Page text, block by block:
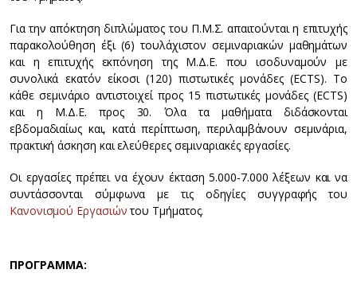
Για την απόκτηση διπλώματος του Π.Μ.Σ. απαιτούνται η επιτυχής
παρακολούθηση έξι (6) τουλάχιστον σεμιναριακών μαθημάτων
και η επιτυχής εκπόνηση της Μ.Δ.Ε. που ισοδυναμούν με
συνολικά εκατόν είκοσι (120) πιστωτικές μονάδες (ECTS). Το
κάθε σεμινάριο αντιστοιχεί προς 15 πιστωτικές μονάδες (ECTS)
και η Μ.Δ.Ε. προς 30. Όλα τα μαθήματα διδάσκονται
εβδομαδιαίως και, κατά περίπτωση, περιλαμβάνουν σεμινάρια,
πρακτική άσκηση και ελεύθερες σεμιναριακές εργασίες.
Οι εργασίες πρέπει να έχουν έκταση 5.000-7.000 λέξεων και να
συντάσσονται σύμφωνα με τις οδηγίες συγγραφής του
Κανονισμού Εργασιώντου Τμήματος.
ΠΡΟΓΡΑΜΜΑ: